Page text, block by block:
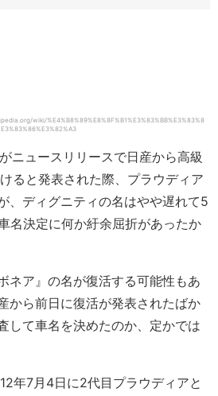
wiki/%E4%B8%89%E8%8F%B1%E3%83%BB%E3%83%8
ニュースリリースで日産から高級
ると発表された際、プラウディア
、ディグニティの名はやや遅れて5
名決定に何か紆余屈折があったか
ネア』の名が復活する可能性もあ
から前日に復活が発表されたばか
して車名を決めたのか、定かでは
年7月4日に2代目プラウディアと